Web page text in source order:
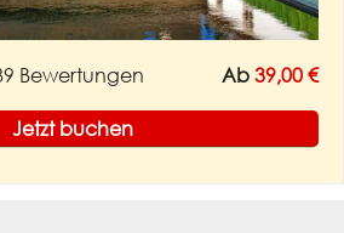
Bewertungen Ab 39,00 €
Jetzt buchen